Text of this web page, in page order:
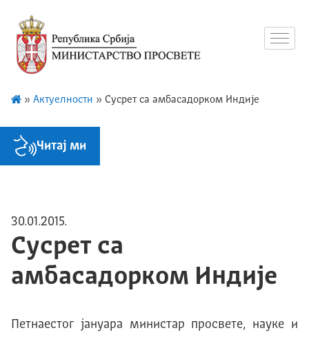
» Актуелности » Сусрет са амбасадорком Индије
Читај ми
30.01.2015.
Сусрет са
амбасадорком Индије
Петнаестог јануара министар просвете, науке и